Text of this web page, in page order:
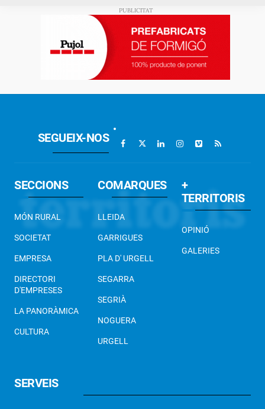
SEGUEIX-NOS
SECCIONS
MÓN RURAL
SOCIETAT
EMPRESA
DIRECTORI
D'EMPRESES
LA PANORÀMICA
CULTURA
COMARQUES
LLEIDA
GARRIGUES
PLA D' URGELL
SEGARRA
SEGRIÀ
NOGUERA
URGELL
+
TERRITORIS
OPINIÓ
GALERIES
SERVEIS